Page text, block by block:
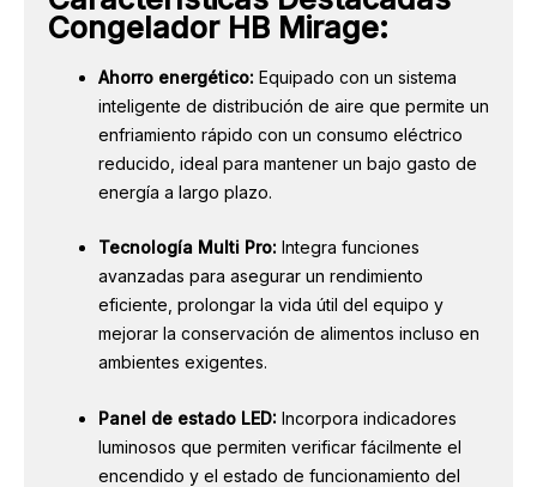
Congelador HB Mirage:
Ahorro energético: Equipado con un sistema
inteligente de distribución de aire que permite un
enfriamiento rápido con un consumo eléctrico
reducido, ideal para mantener un bajo gasto de
energía a largo plazo.
Tecnología Multi Pro: Integra funciones
avanzadas para asegurar un rendimiento
eficiente, prolongar la vida útil del equipo y
mejorar la conservación de alimentos incluso en
ambientes exigentes.
Panel de estado LED: Incorpora indicadores
luminosos que permiten verificar fácilmente el
encendido y el estado de funcionamiento del